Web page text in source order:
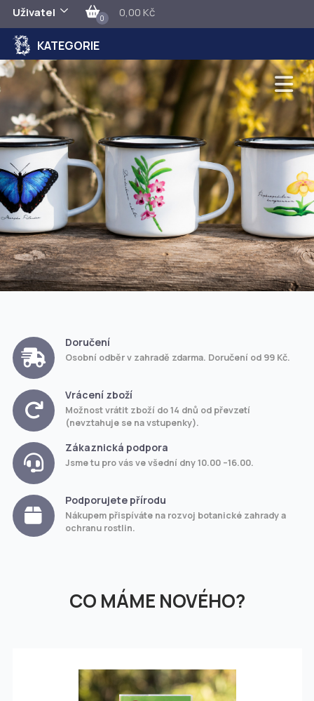
Uživatel 0 0,00 Kč
KATEGORIE
Doručení
Osobní odběr v zahradě zdarma. Doručení od 99 Kč.
Vrácení zboží
Možnost vrátit zboží do 14 dnů od převzetí
(nevztahuje se na vstupenky).
Zákaznická podpora
Jsme tu pro vás ve všední dny 10.00 –16.00.
Podporujete přírodu
Nákupem přispíváte na rozvoj botanické zahrady a
ochranu rostlin.
CO MÁME NOVÉHO?